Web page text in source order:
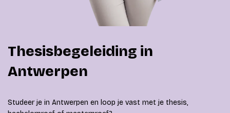
Thesisbegeleiding in
Antwerpen
Studeer je in Antwerpen en loop je vast met je thesis,